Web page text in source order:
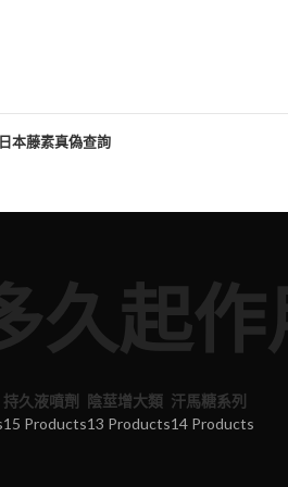
日本藤素真偽查詢
久起作
持久液噴劑
15 Products
陰莖增大類
13 Products
汗馬糖系列
14 Products